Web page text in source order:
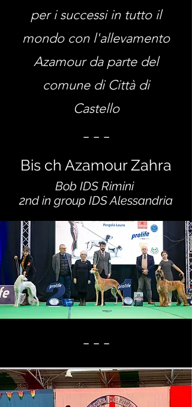
per i successi in tutto il
mondo con l'allevamento
Azamour da parte del
comune di Città di
Castello
​Bis ch Azamour Zahra​
Bob IDS Rimini
2nd in group IDS Alessandria